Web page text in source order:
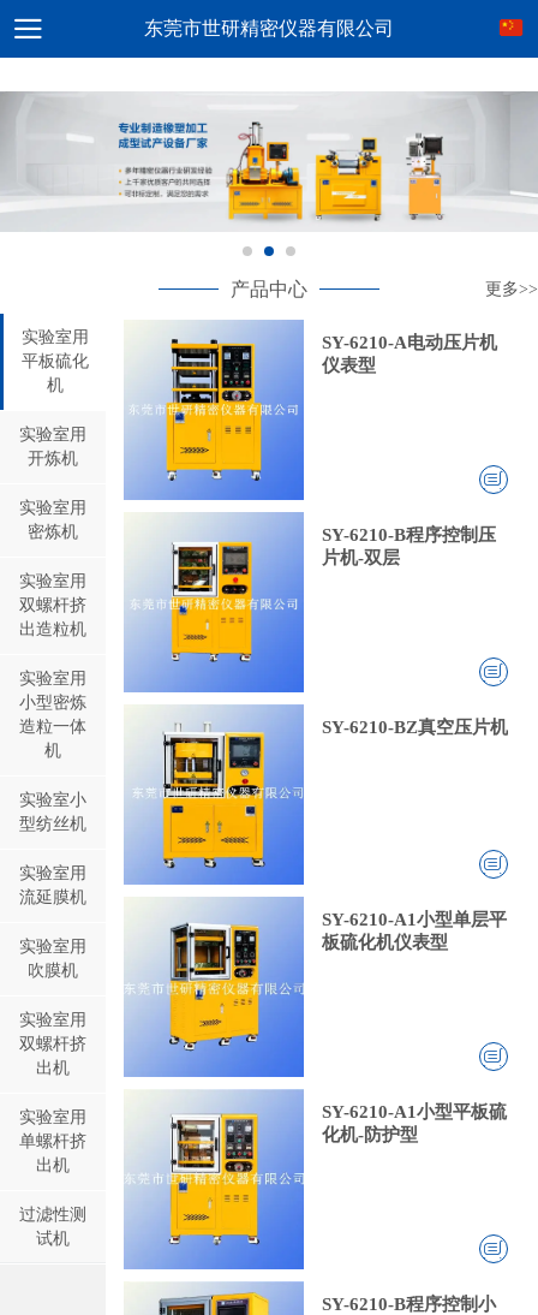
东莞市世研精密仪器有限公司
产品中心 更多>>
实验室用
平板硫化
机
实验室用
开炼机
实验室用
密炼机
实验室用
双螺杆挤
出造粒机
实验室用
小型密炼
造粒一体
机
实验室小
型纺丝机
实验室用
流延膜机
实验室用
吹膜机
实验室用
双螺杆挤
出机
实验室用
单螺杆挤
出机
过滤性测
试机
SY-6210-A电动压片机
仪表型
SY-6210-B程序控制压
片机-双层
SY-6210-BZ真空压片机
SY-6210-A1小型单层平
板硫化机仪表型
SY-6210-A1小型平板硫
化机-防护型
SY-6210-B程序控制小